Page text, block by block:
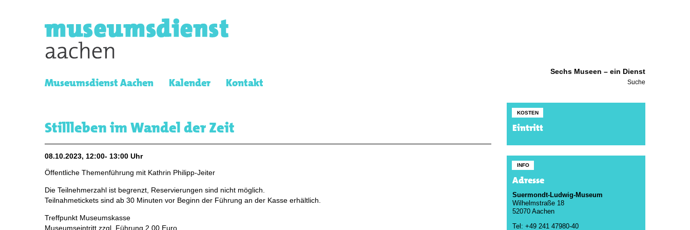
Sechs Museen – ein Dienst
Museumsdienst Aachen Kalender Kontakt Suche
Stillleben im Wandel der Zeit
08.10.2023, 12:00- 13:00 Uhr
Öffentliche Themenführung mit Kathrin Philipp-Jeiter
Die Teilnehmerzahl ist begrenzt, Reservierungen sind nicht möglich.
Teilnahmetickets sind ab 30 Minuten vor Beginn der Führung an der Kasse erhältlich.
Treffpunkt Museumskasse
Museumseintritt zzgl. Führung 2,00 Euro,
KOSTEN
Eintritt
INFO
Adresse
Suermondt-Ludwig-Museum
Wilhelmstraße 18
52070 Aachen
Tel: +49 241 47980-40